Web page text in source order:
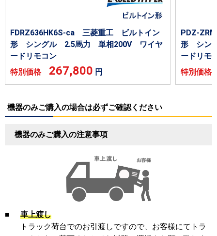
FDRZ636HK6S-ca 三菱重工 ビルトイン
形 シングル 2.5馬力 単相200V ワイヤ
ードリモコン
特別価格 267,800 円
PDZ-
形 シン
ードリモ
特別価
機器のみご購入の場合は必ずご確認ください
機器のみご購入の注意事項
■
車上渡し
トラック荷台でのお引渡しですので、お客様にてトラ